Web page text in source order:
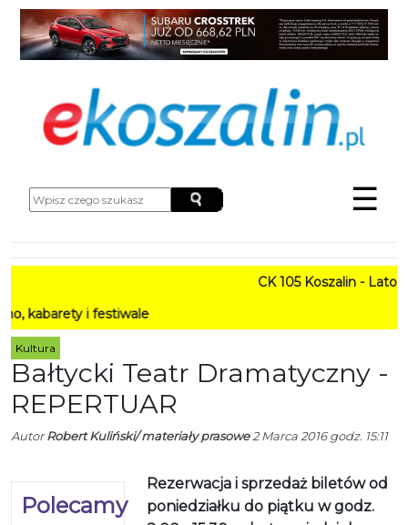
☰
CK 105 Koszalin - Lato w
i festiwale
Kultura
Bałtycki Teatr Dramatyczny -
REPERTUAR
AutorRobert Kuliński/ materiały prasowe2 Marca 2016 godz. 15:11
Polecamy
Rezerwacja i sprzedaż biletów od
poniedziałku do piątku w godz.